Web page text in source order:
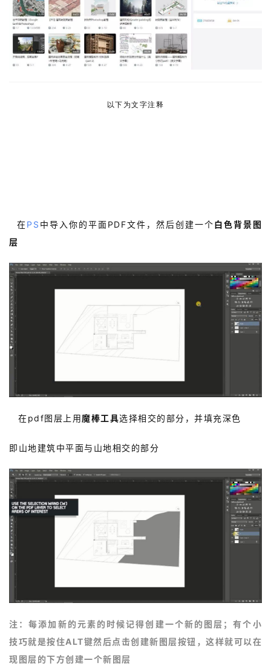
以下为文字注释
在PS 中导入你的平面PDF文件，然后创建一个白色背景图
层
在pdf图层上用魔棒工具选择相交的部分，并填充深色
即山地建筑中平面与山地相交的部分
注：每添加新的元素的时候记得创建一个新的图层；有个小
技巧就是按住ALT键然后点击创建新图层按钮，这样就可以在
现图层的下方创建一个新图层